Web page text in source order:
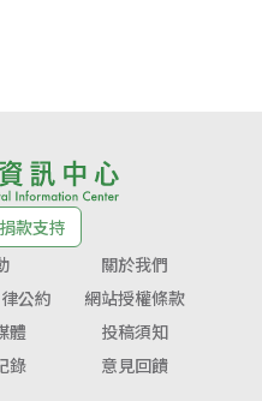
捐款支持
關於我們
公約
網站授權條款
體
投稿須知
錄 意見回饋